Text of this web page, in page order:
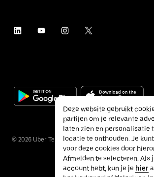
© 2026 Uber Technologies Inc.
Deze website gebruikt
partijen om je relevante
laten zien en personalisatie
locatie te onthouden. Je
voor deze cookies door
Afmelden te selecteren. Als
account hebt, kun je je hier